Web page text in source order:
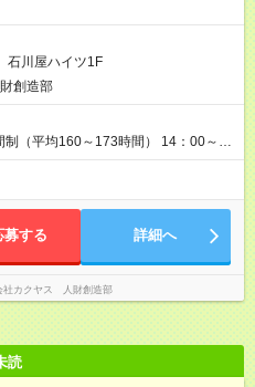
）を含んでいます。超過分には別途、
時と同じです。
川屋ハイツ1F
創造部
均160～173時間） 14：00～
募する 詳細へ
社カクヤス 人財創造部
読